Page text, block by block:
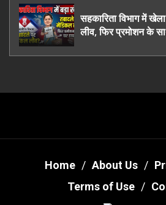
सहकारिता विभाग में
लीव, फिर प्रमोशन के
Home About Us
Terms of Use